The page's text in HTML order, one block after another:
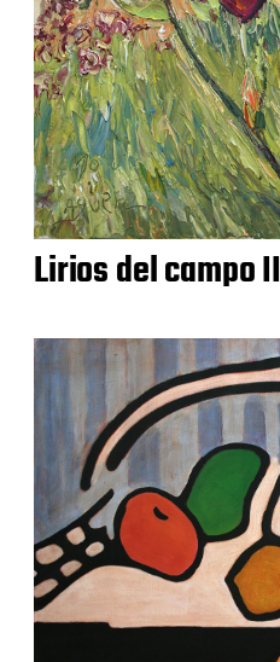
Lirios del campo II